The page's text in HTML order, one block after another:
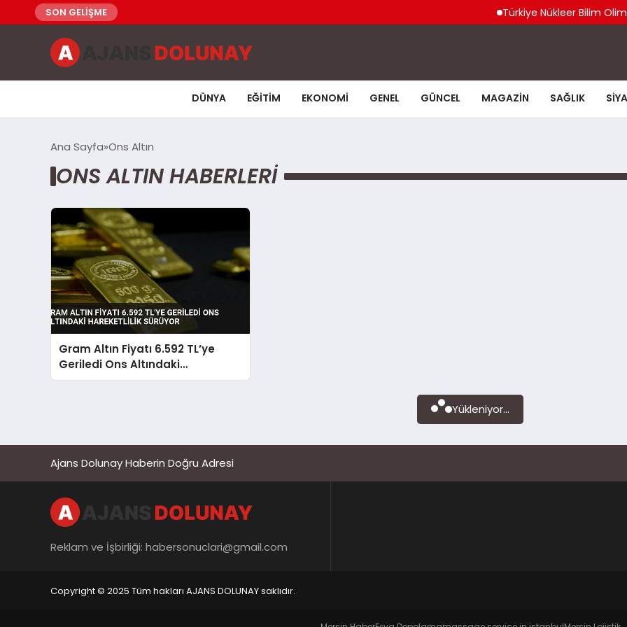
SON GELİŞME Türkiye Nükleer Bilim
DÜNYA EĞITIM EKONOMI GENEL GÜNCEL MAGAZIN SAĞLIK
Ana Sayfa Ons Altın
ONS ALTIN HABERLERI
Gram Altın Fiyatı 6.592 TL’ye
Geriledi Ons Altındaki
Hareketlilik Sürüyor
Yükleniyor...
Ajans Dolunay Haberin Doğru Adresi
Reklam ve İşbirliği: habersonuclari@gmail.com
Copyright © 2025 Tüm hakları AJANS DOLUNAY saklıdır.